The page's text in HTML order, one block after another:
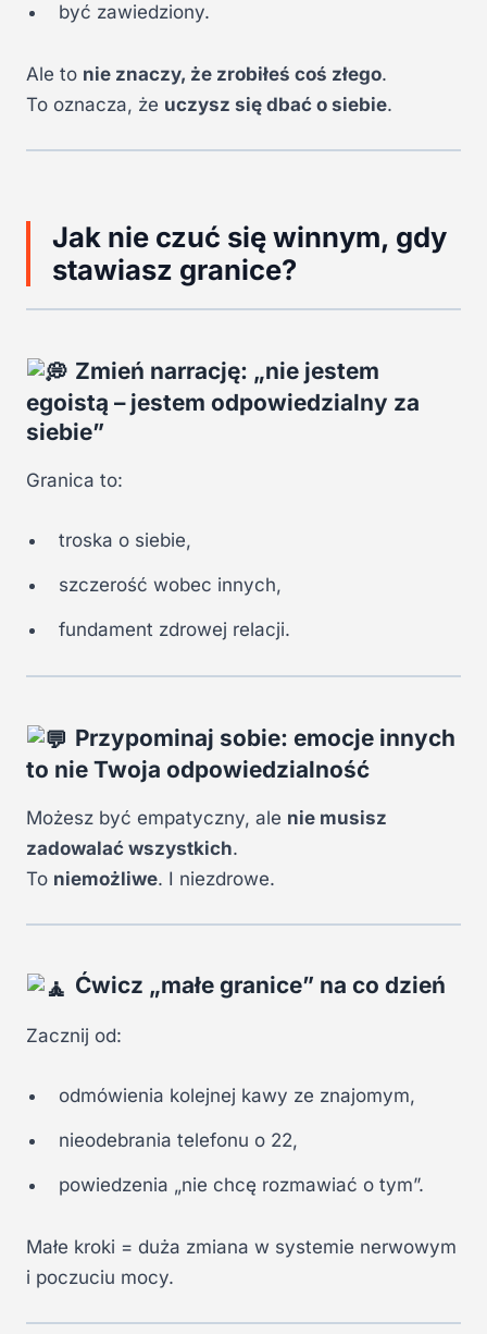
być zawiedziony.
Ale to nie znaczy, że zrobiłeś coś złego.
To oznacza, że uczysz się dbać o siebie.
Jak nie czuć się winnym, gdy
stawiasz granice?
Zmień narrację: „nie jestem
egoistą – jestem odpowiedzialny za
siebie”
Granica to:
troska o siebie,
szczerość wobec innych,
fundament zdrowej relacji.
Przypominaj sobie: emocje innych
to nie Twoja odpowiedzialność
Możesz być empatyczny, ale nie musisz
zadowalać wszystkich.
To niemożliwe. I niezdrowe.
Ćwicz „małe granice” na co dzień
Zacznij od:
odmówienia kolejnej kawy ze znajomym,
nieodebrania telefonu o 22,
powiedzenia „nie chcę rozmawiać o tym”.
Małe kroki = duża zmiana w systemie nerwowym
i poczuciu mocy.